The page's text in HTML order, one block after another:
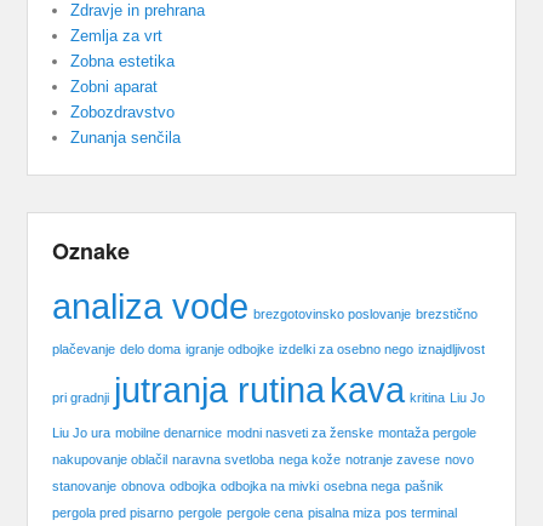
Zdravje in prehrana
Zemlja za vrt
Zobna estetika
Zobni aparat
Zobozdravstvo
Zunanja senčila
Oznake
analiza vode brezgotovinsko poslovanje brezstično
plačevanje delo doma igranje odbojke izdelki za osebno nego iznajdljivost
pri gradnji jutranja rutinakava kritina Liu Jo
Liu Jo ura mobilne denarnice modni nasveti za ženske montaža pergole
nakupovanje oblačil naravna svetloba nega kože notranje zavese novo
stanovanje obnova odbojka odbojka na mivki osebna nega pašnik
pergola pred pisarno pergole pergole cena pisalna miza pos terminal